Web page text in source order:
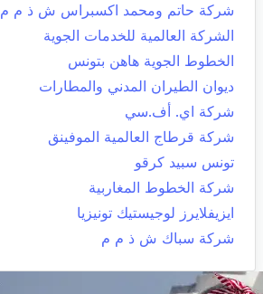
شركة حاتم ومحمد اكسبراس ش ذ م م
الشركة العالمية للخدمات الجوية
الخطوط الجوية هاهن بتونس
ديوان الطيران المدني والمطارات
شركة اي. أف.سي
شركة قرطاج العالمية الموفينق
تونس سبيد كرقو
شركة الخطوط المغاربية
ايزيفلايرز لوجيستيك تونيزيا
شركة سباك ش ذ م م